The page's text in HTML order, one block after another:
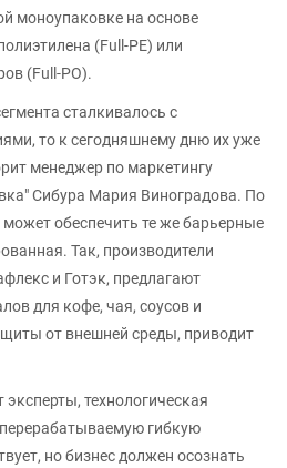
моноупаковке на основе
(Full-PE) или
(Full-PO).
сталкивалось с
то к сегодняшнему дню их уже
менеджер по маркетингу
Сибура Мария Виноградова. По
обеспечить те же барьерные
Так, производители
и Готэк, предлагают
для кофе, чая, соусов и
от внешней среды, приводит
технологическая
гибкую
но бизнес должен осознать